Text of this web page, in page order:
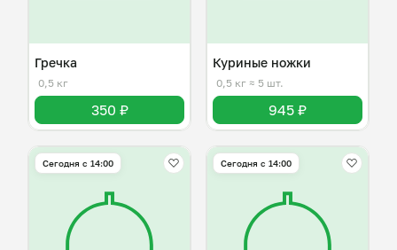
Гречка
0,5 кг
350 ₽
Куриные ножки
0,5 кг ≈ 5 шт.
945 ₽
Сегодня с 14:00 Сегодня с 14:00